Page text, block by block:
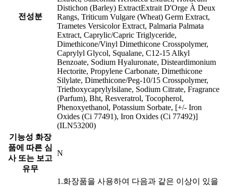
전성분
Distichon (Barley) ExtractExtrait D'Orge À Deux
Rangs, Triticum Vulgare (Wheat) Germ Extract,
Trametes Versicolor Extract, Palmaria Palmata
Extract, Caprylic/Capric Triglyceride,
Dimethicone/Vinyl Dimethicone Crosspolymer,
Caprylyl Glycol, Squalane, C12-15 Alkyl
Benzoate, Sodium Hyaluronate, Disteardimonium
Hectorite, Propylene Carbonate, Dimethicone
Silylate, Dimethicone/Peg-10/15 Crosspolymer,
Triethoxycaprylylsilane, Sodium Citrate, Fragrance
(Parfum), Bht, Resveratrol, Tocopherol,
Phenoxyethanol, Potassium Sorbate, [+/- Iron
Oxides (Ci 77491), Iron Oxides (Ci 77492)]
(ILN53200)
기능성 화장
품에 따른 심
사 또는 보고
유무
N
1.화장품을 사용하여 다음과 같은 이상이 있을